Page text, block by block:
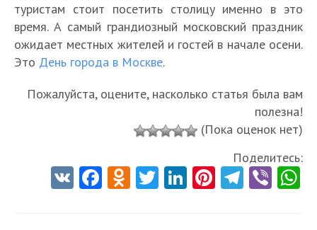
туристам стоит посетить столицу именно в это
время. А самый грандиозный московский праздник
ожидает местных жителей и гостей в начале осени.
Это День города в Москве.
Пожалуйста, оцените, насколько статья была вам
полезна!
(Пока оценок нет)
Поделитесь:
V Fa O T Li Pi Te Vi